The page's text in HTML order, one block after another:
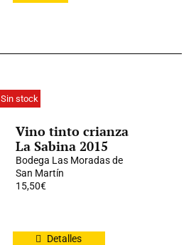
Sin stock
Vino tinto crianza
La Sabina 2015
Bodega Las Moradas de
San Martín
15,50€
Detalles